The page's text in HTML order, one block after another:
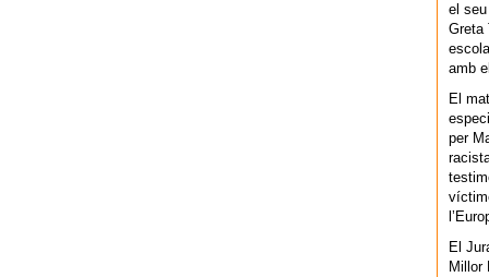
el
Greta
amb
El
per
El
Millor